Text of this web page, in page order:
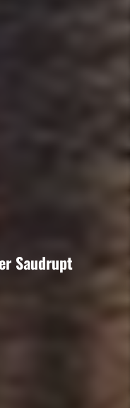
Saudrupt